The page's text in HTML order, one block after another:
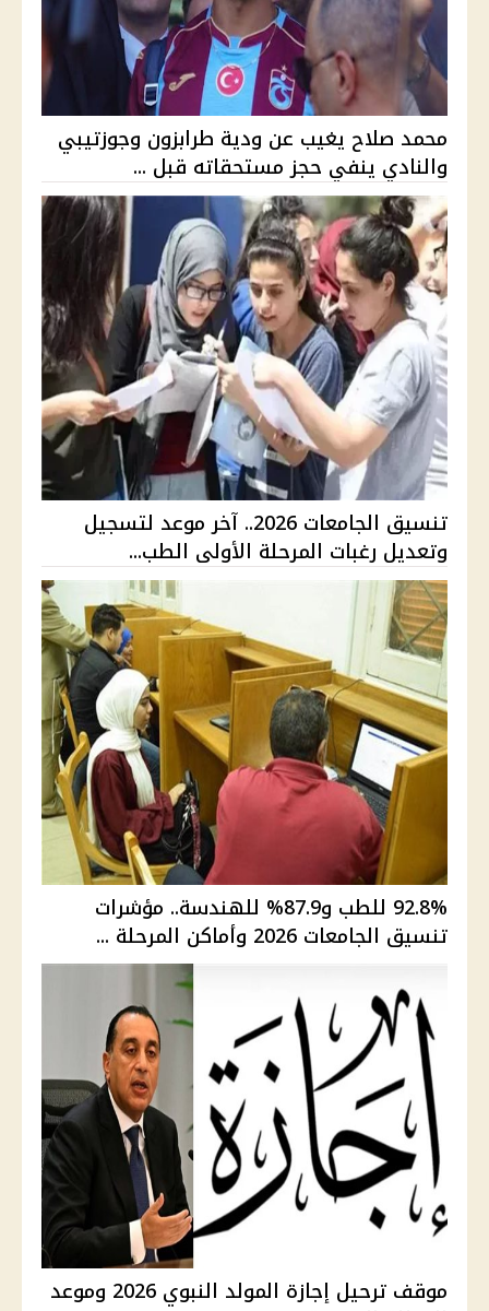
محمد صلاح يغيب عن ودية طرابزون وجوزتيبي
والنادي ينفي حجز مستحقاته قبل ...
تنسيق الجامعات 2026.. آخر موعد لتسجيل
وتعديل رغبات المرحلة الأولى الطب...
92.8% للطب و87.9% للهندسة.. مؤشرات
تنسيق الجامعات 2026 وأماكن المرحلة ...
موقف ترحيل إجازة المولد النبوي 2026 وموعد